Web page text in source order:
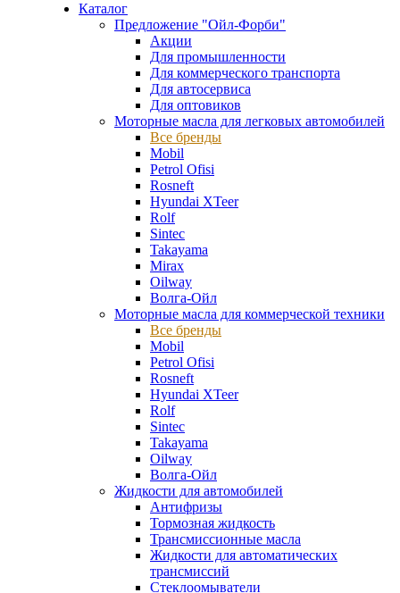
Каталог
Предложение "Ойл-Форби"
Акции
Для промышленности
Для коммерческого транспорта
Для автосервиса
Для оптовиков
Моторные масла для легковых автомобилей
Все бренды
Mobil
Petrol Ofisi
Rosneft
Hyundai XTeer
Rolf
Sintec
Takayama
Mirax
Oilway
Волга-Ойл
Моторные масла для коммерческой техники
Все бренды
Mobil
Petrol Ofisi
Rosneft
Hyundai XTeer
Rolf
Sintec
Takayama
Oilway
Волга-Ойл
Жидкости для автомобилей
Антифризы
Тормозная жидкость
Трансмиссионные масла
Жидкости для автоматических
трансмиссий
Стеклоомыватели